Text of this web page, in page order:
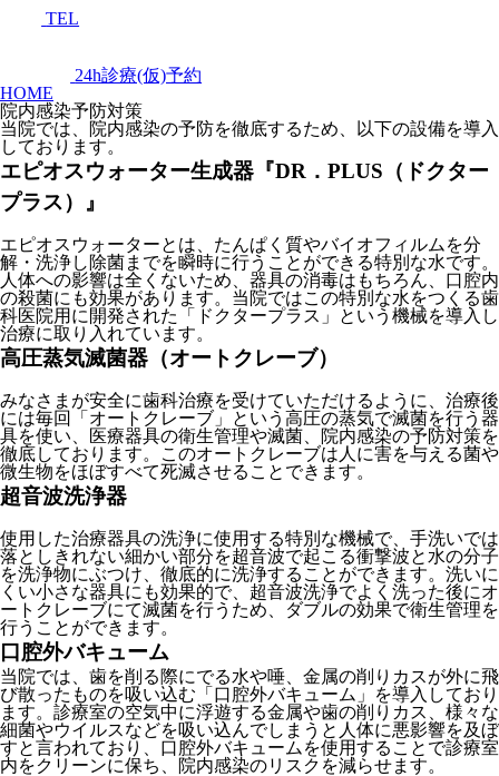
TEL
24h診療(仮)予約
HOME
院内感染予防対策
当院では、院内感染の予防を徹底するため、以下の設備を導入
しております。
エピオスウォーター生成器『DR．PLUS（ドクター
プラス）』
エピオスウォーターとは、たんぱく質やバイオフィルムを分
解・洗浄し除菌までを瞬時に行うことができる特別な水です。
人体への影響は全くないため、器具の消毒はもちろん、口腔内
の殺菌にも効果があります。当院ではこの特別な水をつくる歯
科医院用に開発された「ドクタープラス」という機械を導入し
治療に取り入れています。
高圧蒸気滅菌器（オートクレーブ）
みなさまが安全に歯科治療を受けていただけるように、治療後
には毎回「オートクレーブ」という高圧の蒸気で滅菌を行う器
具を使い、医療器具の衛生管理や滅菌、院内感染の予防対策を
徹底しております。このオートクレーブは人に害を与える菌や
微生物をほぼすべて死滅させることできます。
超音波洗浄器
使用した治療器具の洗浄に使用する特別な機械で、手洗いでは
落としきれない細かい部分を超音波で起こる衝撃波と水の分子
を洗浄物にぶつけ、徹底的に洗浄することができます。洗いに
くい小さな器具にも効果的で、超音波洗浄でよく洗った後にオ
ートクレーブにて滅菌を行うため、ダブルの効果で衛生管理を
行うことができます。
口腔外バキューム
当院では、歯を削る際にでる水や唾、金属の削りカスが外に飛
び散ったものを吸い込む「口腔外バキューム」を導入しており
ます。診療室の空気中に浮遊する金属や歯の削りカス、様々な
細菌やウイルスなどを吸い込んでしまうと人体に悪影響を及ぼ
すと言われており、口腔外バキュームを使用することで診療室
内をクリーンに保ち、院内感染のリスクを減らせます。